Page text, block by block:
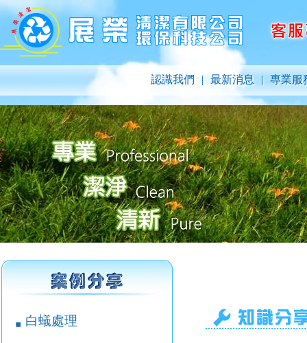
認識我們 | 最新消息 | 專業服
￭ 白蟻處理